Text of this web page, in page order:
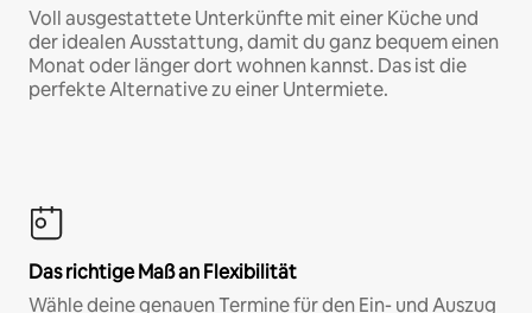
Voll ausgestattete Unterkünfte mit einer Küche und
der idealen Ausstattung, damit du ganz bequem einen
Monat oder länger dort wohnen kannst. Das ist die
perfekte Alternative zu einer Untermiete.
Das richtige Maß an Flexibilität
Wähle deine genauen Termine für den Ein- und Auszug